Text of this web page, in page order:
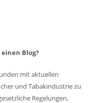
Blog?
mit aktuellen
und Tabakindustrie zu
Regelungen,